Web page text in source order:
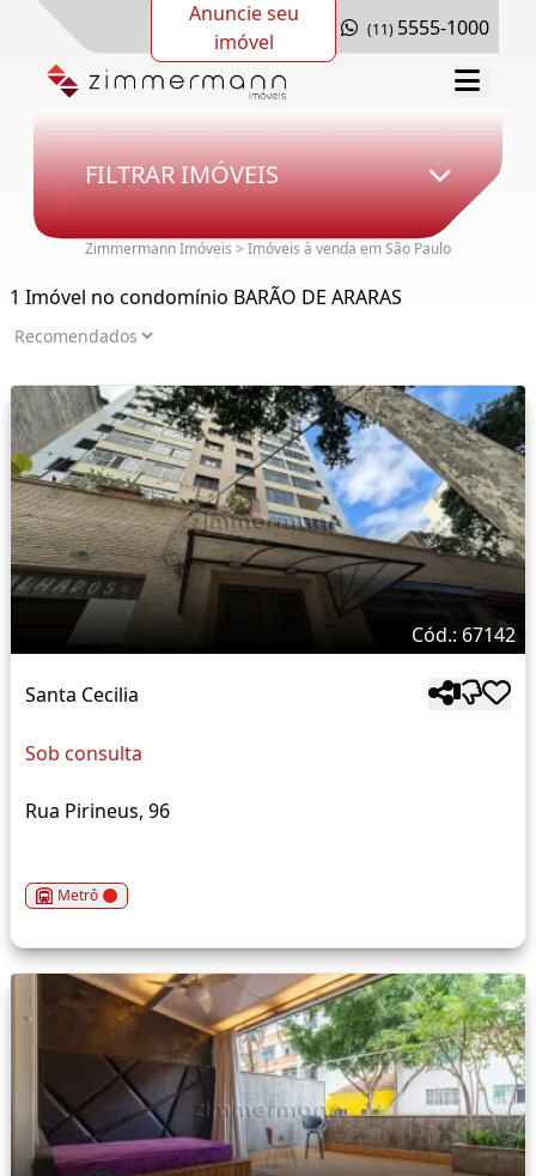
Anuncie seu
imóvel
(11) 5555-1000
FILTRAR IMÓVEIS
Zimmermann Imóveis > Imóveis à venda em São Paulo
1 Imóvel no condomínio BARÃO DE ARARAS
Cód.: 67142
Santa Cecilia
Sob consulta
Rua Pirineus, 96
Metrô